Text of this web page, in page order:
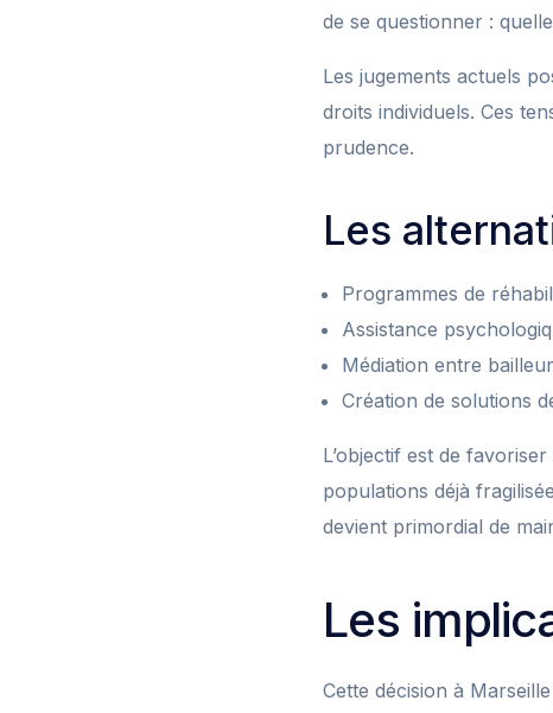
de se questionner :
Les jugements actuels
droits individuels. Ces
prudence.
Les
Programmes de
Assistance
Médiation entre
Création de solutions
L’objectif est de
populations déjà
devient primordial de
Les
Cette décision à